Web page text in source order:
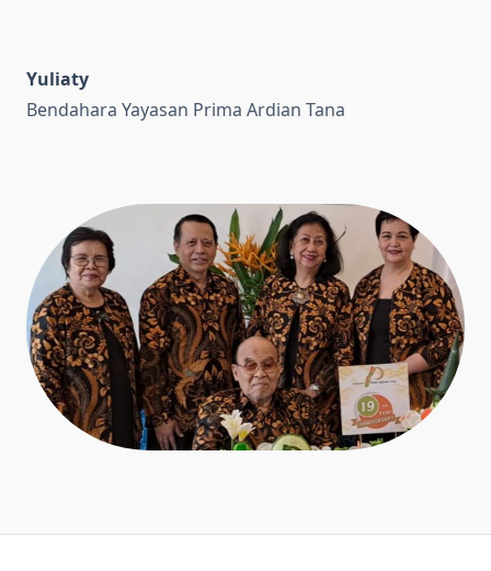
Yuliaty
Bendahara Yayasan Prima Ardian Tana